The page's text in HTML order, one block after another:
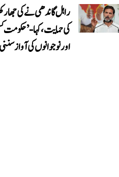
راہل گاندھی نے کی
کی حمایت، کہا- ’حکومت
اور نوجوانوں کی آواز